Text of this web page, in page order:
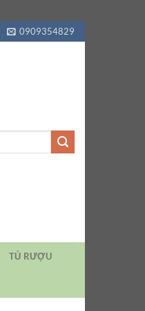
0909354829
TỦ RƯỢU